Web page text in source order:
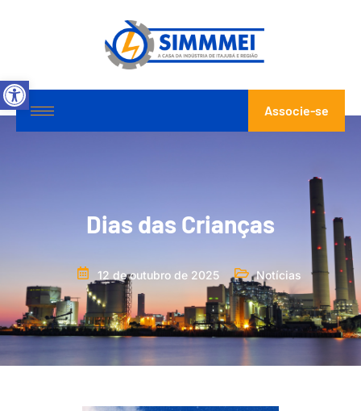
Abrir a barra de ferramentas
Associe-se
Dias das Crianças
12 de outubro de 2025 Notícias